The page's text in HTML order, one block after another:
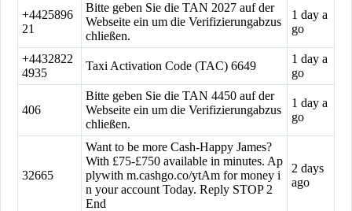
+4425896
21
Bitte geben Sie die TAN 2027 auf der
Webseite ein um die Verifizierungabzus
chließen.
1 day a
go
+4432822
4935
Taxi Activation Code (TAC) 6649
1 day a
go
406
Bitte geben Sie die TAN 4450 auf der
Webseite ein um die Verifizierungabzus
chließen.
1 day a
go
32665
Want to be more Cash-Happy James?
With £75-£750 available in minutes. Ap
plywith m.cashgo.co/ytAm for money i
n your account Today. Reply STOP 2
End
2 days
ago